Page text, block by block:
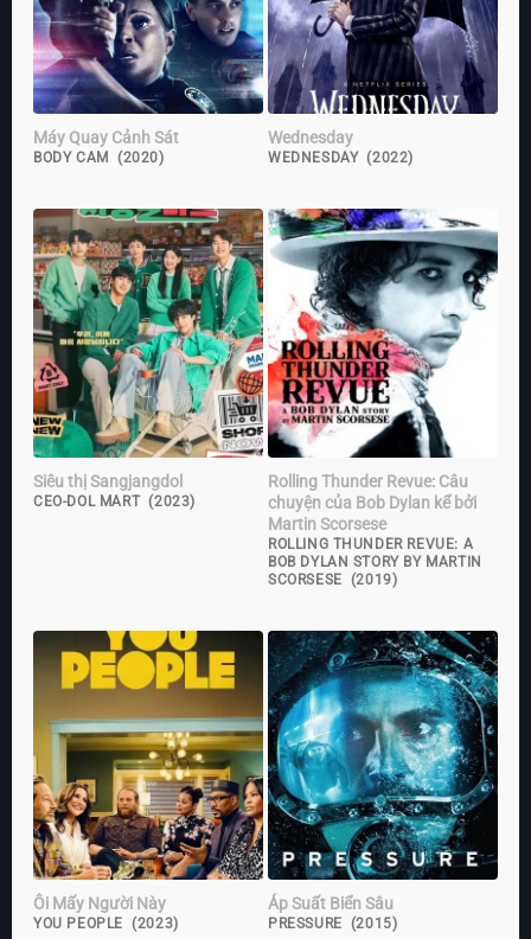
Máy Quay Cảnh Sát
BODY CAM (2020)
Wednesday
WEDNESDAY (2022)
Siêu thị Sangjangdol
CEO-DOL MART (2023)
Rolling Thunder Revue: Câu
chuyện của Bob Dylan kể bởi
Martin Scorsese
ROLLING THUNDER REVUE: A
BOB DYLAN STORY BY MARTIN
SCORSESE (2019)
Ôi Mấy Người Này
YOU PEOPLE (2023)
Áp Suất Biển Sâu
PRESSURE (2015)